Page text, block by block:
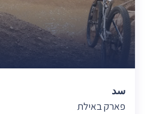
سد
פארק באילת